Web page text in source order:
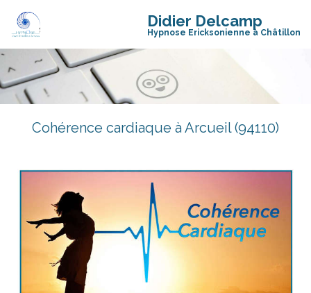
Didier Delcamp
Hypnose Ericksonienne à Châtillon
Cohérence cardiaque à Arcueil (94110)